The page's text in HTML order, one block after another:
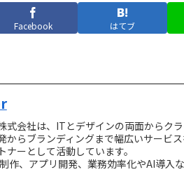
Facebook はてブ
式会社は、ITとデザインの両面からク
からブランディングまで幅広いサービ
ナーとして活動しています。
作、アプリ開発、業務効率化やAI導入